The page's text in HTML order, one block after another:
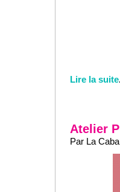
Lire la suite
Atelier
Par La